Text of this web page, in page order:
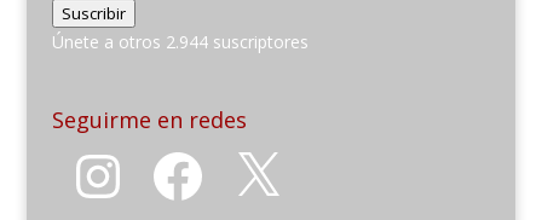
email
Suscribir
Únete a otros 2.944 suscriptores
Seguirme en redes
Instagram Facebook